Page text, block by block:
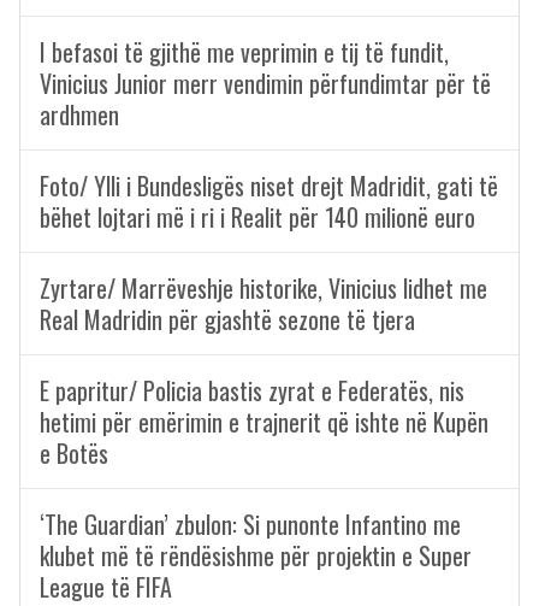
I befasoi të gjithë me veprimin e tij të fundit,
Vinicius Junior merr vendimin përfundimtar për të
ardhmen
Foto/ Ylli i Bundesligës niset drejt Madridit, gati të
bëhet lojtari më i ri i Realit për 140 milionë euro
Zyrtare/ Marrëveshje historike, Vinicius lidhet me
Real Madridin për gjashtë sezone të tjera
E papritur/ Policia bastis zyrat e Federatës, nis
hetimi për emërimin e trajnerit që ishte në Kupën
e Botës
‘The Guardian’ zbulon: Si punonte Infantino me
klubet më të rëndësishme për projektin e Super
League të FIFA